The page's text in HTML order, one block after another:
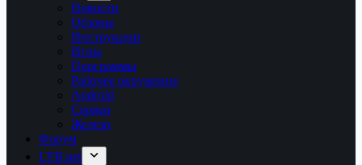
Новости
Обзоры
Инструкции
Игры
Программы
Рабочее окружение
Android
Сервер
Железо
Форум
LTB.net